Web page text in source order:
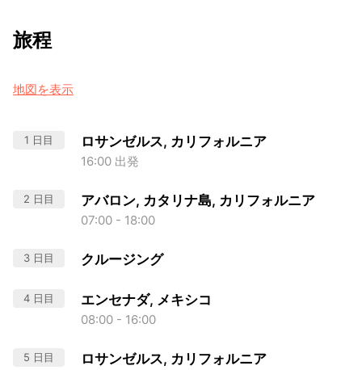
旅程
地図を表示
1 日目 ロサンゼルス, カリフォルニア
16:00 出発
2 日目 アバロン, カタリナ島, カリフォルニア
07:00 - 18:00
3 日目 クルージング
4 日目 エンセナダ, メキシコ
08:00 - 16:00
5 日目 ロサンゼルス, カリフォルニア